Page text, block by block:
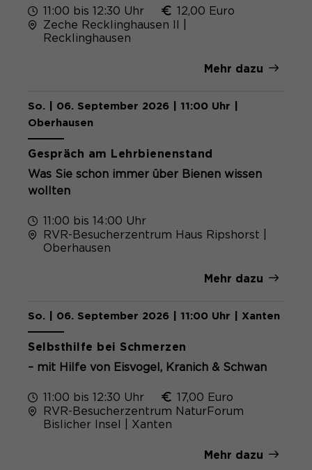
11:00 bis 12:30 Uhr
12,00 Euro
Zeche Recklinghausen II |
Recklinghausen
Mehr dazu
Kostenlos
So. | 06. September 2026 | 11:00 Uhr |
Oberhausen
Gespräch am Lehrbienenstand
Was Sie schon immer über Bienen wissen
wollten
11:00 bis 14:00 Uhr
RVR-Besucherzentrum Haus Ripshorst |
Oberhausen
Mehr dazu
So. | 06. September 2026 | 11:00 Uhr | Xanten
Selbsthilfe bei Schmerzen
– mit Hilfe von Eisvogel, Kranich & Schwan
11:00 bis 12:30 Uhr
17,00 Euro
RVR-Besucherzentrum NaturForum
Bislicher Insel | Xanten
Mehr dazu